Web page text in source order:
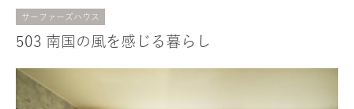
サーファーズハウス
503 南国の風を感じる暮らし